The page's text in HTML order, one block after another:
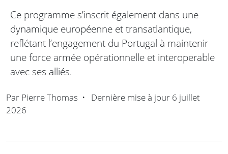
Ce programme s’inscrit également dans une
dynamique européenne et transatlantique,
reflétant l’engagement du Portugal à maintenir
une force armée opérationnelle et interoperable
avec ses alliés.
Par Pierre Thomas • Dernière mise à jour 6 juillet
2026